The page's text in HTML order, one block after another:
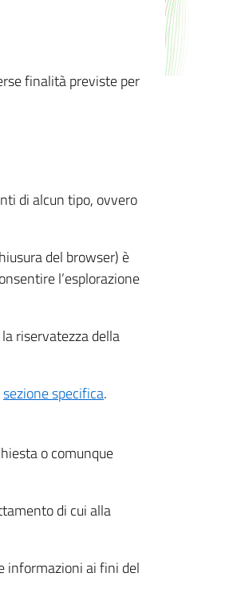
finalità previste per
di alcun tipo, ovvero
del browser) è
l’esplorazione
riservatezza della
sezione specifica.
o comunque
di cui alla
informazioni ai fini del